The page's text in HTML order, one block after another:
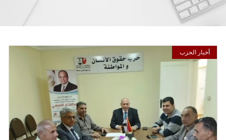
أخبار الحزب